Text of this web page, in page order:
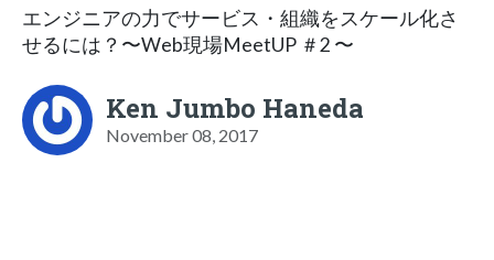
エンジニアの力でサービス・組織をスケール化さ
せるには？〜Web現場MeetUP ＃2 〜
Ken Jumbo Haneda
November 08, 2017